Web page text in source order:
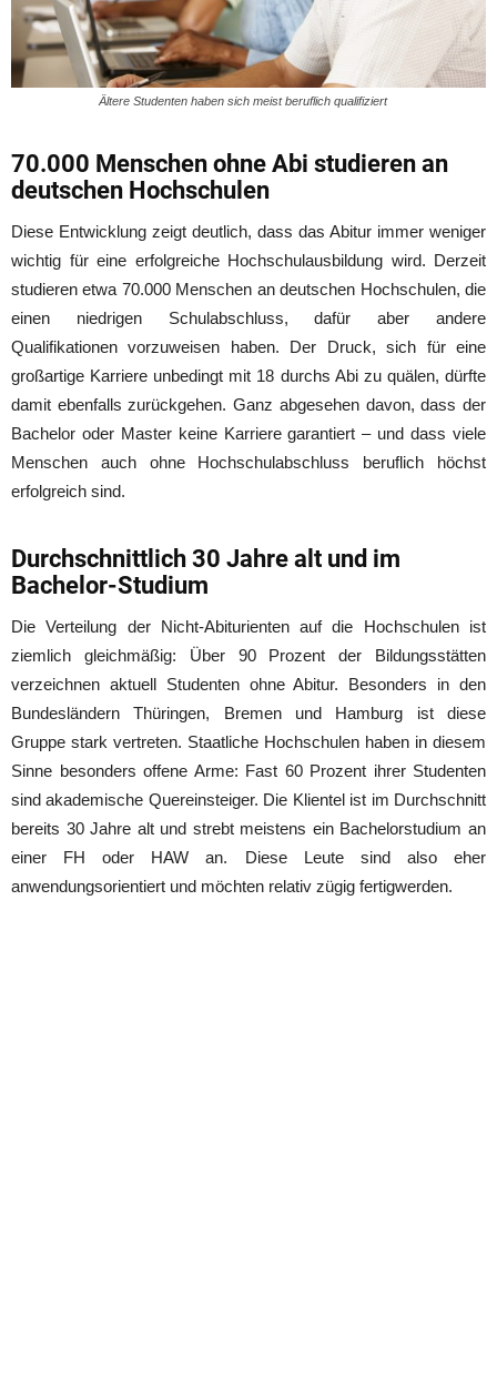
Ältere Studenten haben sich meist beruflich qualifiziert
70.000 Menschen ohne Abi studieren an
deutschen Hochschulen
Diese Entwicklung zeigt deutlich, dass das Abitur immer weniger
wichtig für eine erfolgreiche Hochschulausbildung wird. Derzeit
studieren etwa 70.000 Menschen an deutschen Hochschulen, die
einen niedrigen Schulabschluss, dafür aber andere
Qualifikationen vorzuweisen haben. Der Druck, sich für eine
großartige Karriere unbedingt mit 18 durchs Abi zu quälen, dürfte
damit ebenfalls zurückgehen. Ganz abgesehen davon, dass der
Bachelor oder Master keine Karriere garantiert – und dass viele
Menschen auch ohne Hochschulabschluss beruflich höchst
erfolgreich sind.
Durchschnittlich 30 Jahre alt und im
Bachelor-Studium
Die Verteilung der Nicht-Abiturienten auf die Hochschulen ist
ziemlich gleichmäßig: Über 90 Prozent der Bildungsstätten
verzeichnen aktuell Studenten ohne Abitur. Besonders in den
Bundesländern Thüringen, Bremen und Hamburg ist diese
Gruppe stark vertreten. Staatliche Hochschulen haben in diesem
Sinne besonders offene Arme: Fast 60 Prozent ihrer Studenten
sind akademische Quereinsteiger. Die Klientel ist im Durchschnitt
bereits 30 Jahre alt und strebt meistens ein Bachelorstudium an
einer FH oder HAW an. Diese Leute sind also eher
anwendungsorientiert und möchten relativ zügig fertigwerden.